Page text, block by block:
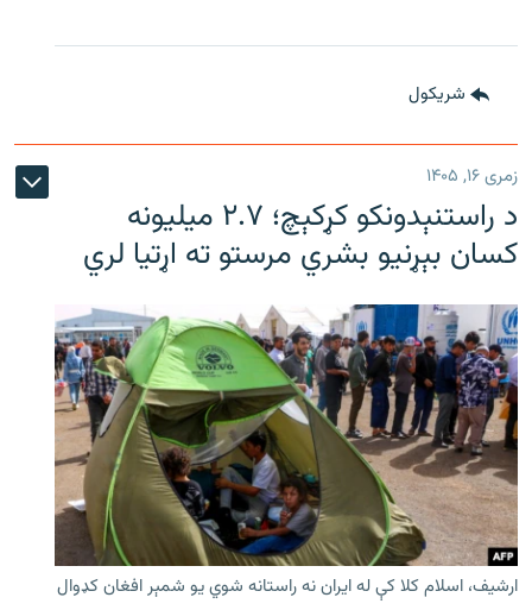
شريکول
زمری ۱۶, ۱۴۰۵
د راستنېدونکو کړکېچ؛ ۲.۷ میلیونه
کسان بېړنیو بشري مرستو ته اړتیا لري
ارشیف، اسلام کلا کې له ایران نه راستانه شوي یو شمېر افغان کډوال